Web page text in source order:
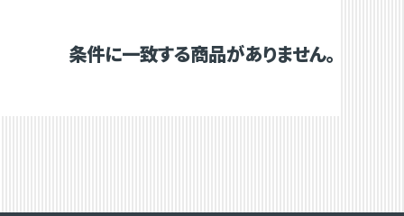
条件に一致する商品がありません。